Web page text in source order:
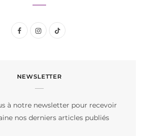
F
e
I
t
T
T
NEWSLETTER
à notre newsletter pour recevoir
nos derniers articles publiés